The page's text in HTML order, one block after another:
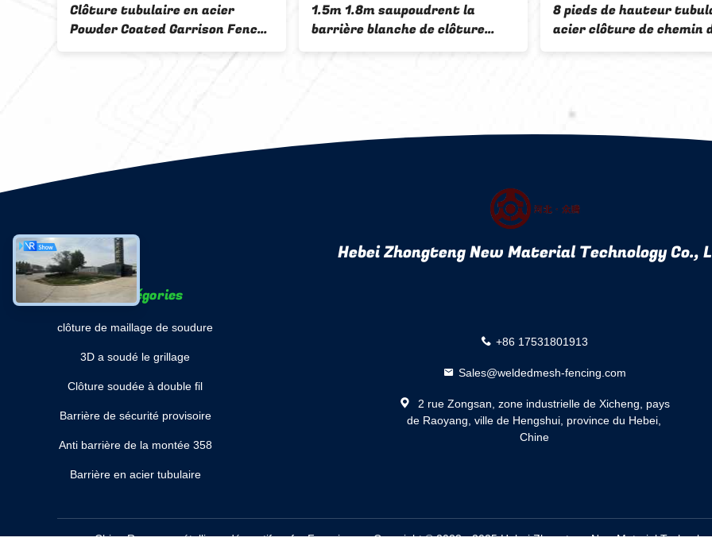
Q235 Clôture à piquets
tubulaires en poudre noire
Pipe carrée en poudre
recouverte de clôture tubulaire
à rail horizontal en acier
Fermeture en acier
recouverte de poudre
pour résidentiel
Hebei Zhongteng New Material Technology Co.,
Les catégories
clôture de maillage de soudure
3D a soudé le grillage
Clôture soudée à double fil
Barrière de sécurité provisoire
Anti barrière de la montée 358
Barrière en acier tubulaire
+86 17531801913
Sales@weldedmesh-fencing.com
2 rue Zongsan, zone industrielle de Xicheng, pays
de Raoyang, ville de Hengshui, province du Hebei,
Chine
Chine Rameau métallique décoratif en ferFournisseur. Copyright © 2023 - 2025 Hebei Zhongteng New Material